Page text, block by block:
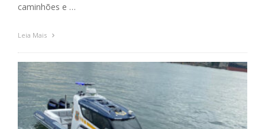
caminhões e …
Leia Mais